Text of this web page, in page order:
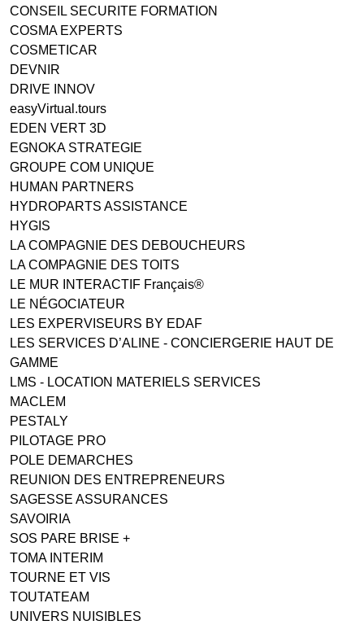
CONSEIL SECURITE FORMATION
COSMA EXPERTS
COSMETICAR
DEVNIR
DRIVE INNOV
easyVirtual.tours
EDEN VERT 3D
EGNOKA STRATEGIE
GROUPE COM UNIQUE
HUMAN PARTNERS
HYDROPARTS ASSISTANCE
HYGIS
LA COMPAGNIE DES DEBOUCHEURS
LA COMPAGNIE DES TOITS
LE MUR INTERACTIF Français®
LE NÉGOCIATEUR
LES EXPERVISEURS BY EDAF
LES SERVICES D’ALINE - CONCIERGERIE HAUT DE
GAMME
LMS - LOCATION MATERIELS SERVICES
MACLEM
PESTALY
PILOTAGE PRO
POLE DEMARCHES
REUNION DES ENTREPRENEURS
SAGESSE ASSURANCES
SAVOIRIA
SOS PARE BRISE +
TOMA INTERIM
TOURNE ET VIS
TOUTATEAM
UNIVERS NUISIBLES